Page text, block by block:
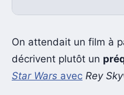
On attendait un film à
décrivent plutôt un
Star Wars avec Rey